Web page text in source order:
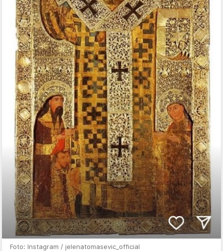
Foto: Instagram / jelenatomasevic_official